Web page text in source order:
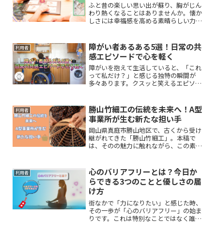
ふと昔の楽しい思い出が蘇り、胸がじん
わり熱くなることはありませんか。懐か
しさには幸福感を高める素晴らしい力が
このノスタルジーの心の仕組みを紐解き
ます。
利用者
障がい者あるある5選！日常の共
感エピソードで心を軽く
障がいを抱えて生活していると、「これ
って私だけ？」と感じる独特の瞬間が
多々あります。クスッと笑えるエピソー
記事では、障がい者あるある５選を詳し
く紹介します。
利用者
勝山竹細工の伝統を未来へ！A型
事業所が生む新たな担い手
岡山県真庭市勝山地区で、古くから受け
継がれてきた「勝山竹細工」。本稿で
は、そのの魅力に触れながら、この素晴
についてご紹介します。
利用者
心のバリアフリーとは？今日か
らできる3つのことと優しさの届
け方
街なかで「力になりたい」と感じた時、
その一歩が「心のバリアフリー」の始ま
りです。これは特別なことではなく誰も